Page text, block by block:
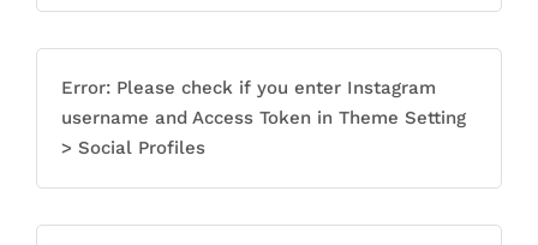
Error: Please check if you enter Instagram
username and Access Token in Theme Setting
> Social Profiles